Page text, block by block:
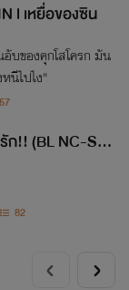
l เหยื่อของซิน
บของคุกโสโครก มัน
นีไปไง"
57
ก!! (BL NC-SM
82